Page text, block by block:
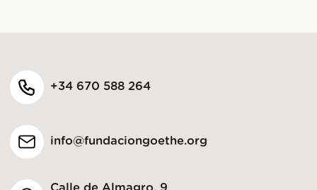
+34 670 588 264
info@fundaciongoethe.org
Calle de Almagro, 9